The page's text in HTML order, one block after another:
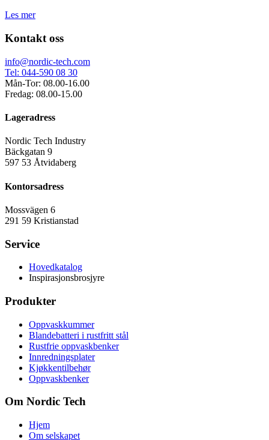
Les mer
Kontakt oss
info@nordic-tech.com
Tel: 044-590 08 30
Mån-Tor: 08.00-16.00
Fredag: 08.00-15.00
Lageradress
Nordic Tech Industry
Bäckgatan 9
597 53 Åtvidaberg
Kontorsadress
Mossvägen 6
291 59 Kristianstad
Service
Hovedkatalog
Inspirasjonsbrosjyre
Produkter
Oppvaskkummer
Blandebatteri i rustfritt stål
Rustfrie oppvaskbenker
Innredningsplater
Kjøkkentilbehør
Oppvaskbenker
Om Nordic Tech
Hjem
Om selskapet